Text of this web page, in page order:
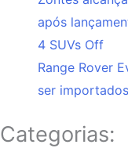
após
4 SUVs Off
Range Rover
ser
Categorias: